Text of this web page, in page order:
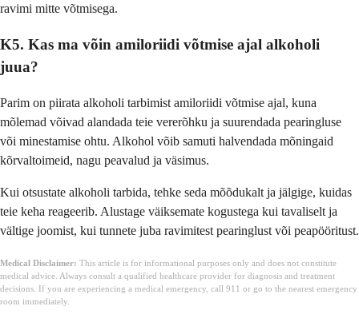
ravimi mitte võtmisega.
K5. Kas ma võin amiloriidi võtmise ajal alkoholi
juua?
Parim on piirata alkoholi tarbimist amiloriidi võtmise ajal, kuna
mõlemad võivad alandada teie vererõhku ja suurendada pearingluse
või minestamise ohtu. Alkohol võib samuti halvendada mõningaid
kõrvaltoimeid, nagu peavalud ja väsimus.
Kui otsustate alkoholi tarbida, tehke seda mõõdukalt ja jälgige, kuidas
teie keha reageerib. Alustage väiksemate kogustega kui tavaliselt ja
vältige joomist, kui tunnete juba ravimitest pearinglust või peapööritust.
Medical Disclaimer: This article is for informational purposes only and does not constitute
medical advice. Always consult a qualified healthcare provider for diagnosis and treatment
decisions. If you are experiencing a medical emergency, call 911 or go to the nearest emergency
room immediately.